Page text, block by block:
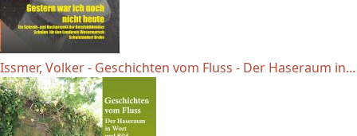
Issmer, Volker - Geschichten vom Fluss - Der Haseraum in...